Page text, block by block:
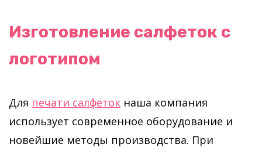
Изготовление салфеток с
логотипом
Для печати салфеток наша компания
использует современное оборудование и
новейшие методы производства. При